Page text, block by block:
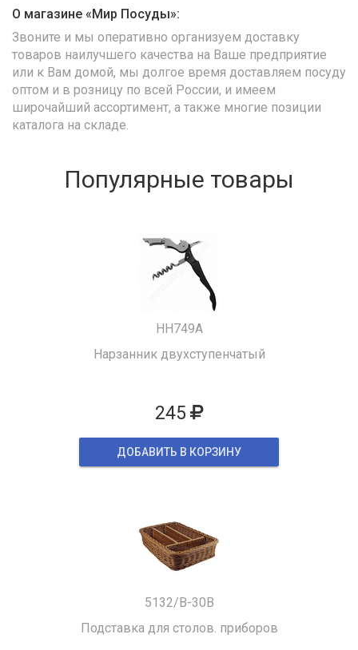
О магазине «Мир Посуды»:
Звоните и мы оперативно организуем доставку
товаров наилучшего качества на Ваше предприятие
или к Вам домой, мы долгое время доставляем посуду
оптом и в розницу по всей России, и имеем
широчайший ассортимент, а также многие позиции
каталога на складе.
Популярные товары
HH749A
Нарзанник двухступенчатый
245
ДОБАВИТЬ В КОРЗИНУ
5132/B-30B
Подставка для столов. приборов